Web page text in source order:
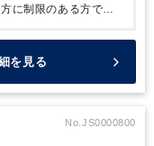
に制限のある方でも
を見る
No.JS0000800